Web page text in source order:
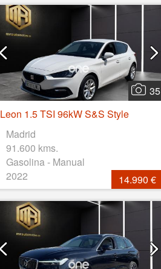
35
Leon 1.5 TSI 96kW S&S Style
Madrid
91.600 kms.
Gasolina - Manual
2022
14.990 €